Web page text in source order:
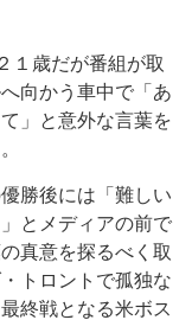
１歳だが番組が取
向かう車中で「あ
」と意外な言葉を
勝後には「難しい
とメディアの前で
真意を探るべく取
トロントで孤独な
終戦となる米ボス